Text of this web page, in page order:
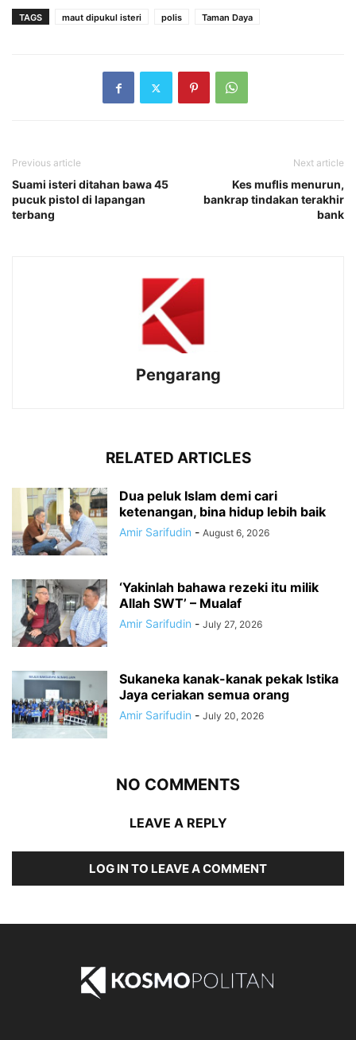
TAGS maut dipukul isteri polis Taman Daya
Previous article
Suami isteri ditahan bawa 45
pucuk pistol di lapangan
terbang
Next article
Kes muflis menurun,
bankrap tindakan terakhir
bank
Pengarang
RELATED ARTICLES
Dua peluk Islam demi cari
ketenangan, bina hidup lebih baik
Amir Sarifudin - August 6, 2026
‘Yakinlah bahawa rezeki itu milik
Allah SWT’ – Mualaf
Amir Sarifudin - July 27, 2026
Sukaneka kanak-kanak pekak Istika
Jaya ceriakan semua orang
Amir Sarifudin - July 20, 2026
NO COMMENTS
LEAVE A REPLY
LOG IN TO LEAVE A COMMENT